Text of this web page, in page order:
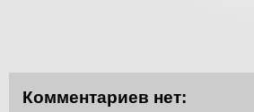
Комментариев нет: